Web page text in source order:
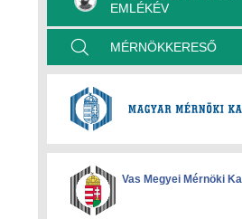
EMLÉKÉV
MÉRNÖKKERESŐ
Vas Megyei Mérnöki